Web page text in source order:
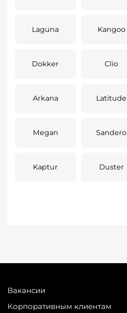
Laguna Kangoo
Dokker Clio
Arkana Latitude
Megan Sandero
Kaptur Duster
Вакансии
Корпоративным клиентам